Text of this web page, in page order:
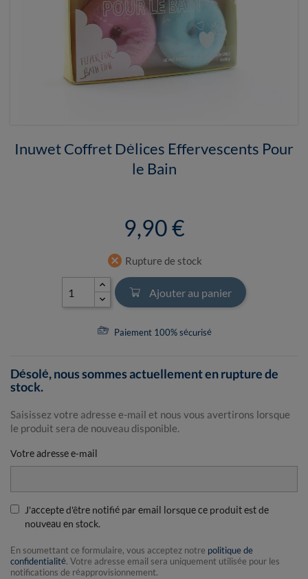
Inuwet Coffret Délices Effervescents Pour
le Bain
9,90 €
cancel Rupture de stock
Ajouter au panier
Paiement 100% sécurisé
Désolé, nous sommes actuellement en rupture de
stock.
Saisissez votre adresse e-mail et nous vous avertirons lorsque
le produit sera de nouveau disponible.
Votre adresse e-mail
J'accepte d'être notifié par email lorsque ce produit est de
nouveau en stock.
En soumettant ce formulaire, vous acceptez notre politique de
confidentialité. Votre adresse email sera uniquement utilisée pour les
notifications de réapprovisionnement.